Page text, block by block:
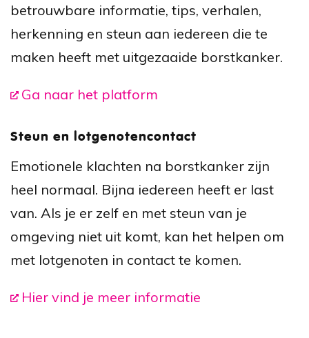
betrouwbare informatie, tips, verhalen,
herkenning en steun aan iedereen die te
maken heeft met uitgezaaide borstkanker.
Ga naar het platform
Steun en lotgenotencontact
Emotionele klachten na borstkanker zijn
heel normaal. Bijna iedereen heeft er last
van. Als je er zelf en met steun van je
omgeving niet uit komt, kan het helpen om
met lotgenoten in contact te komen.
Hier vind je meer informatie